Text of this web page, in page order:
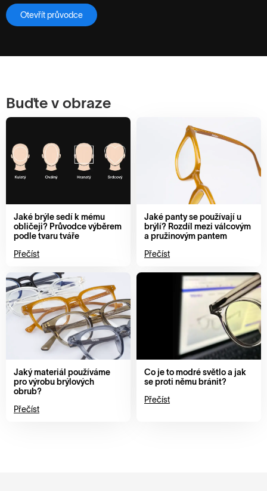
Otevřít průvodce
Buďte v obraze
Jaké brýle sedí k mému
obličeji? Průvodce výběrem
podle tvaru tváře
Přečíst
Jaké panty se používají u
brýlí? Rozdíl mezi válcovým
a pružinovým pantem
Přečíst
Jaký materiál používáme
pro výrobu brýlových
obrub?
Přečíst
Co je to modré světlo a jak
se proti němu bránit?
Přečíst